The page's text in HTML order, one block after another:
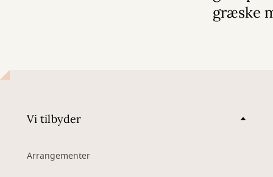
græske
Vi tilbyder
Arrangementer